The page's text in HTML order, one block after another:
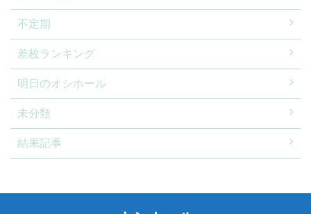
不定期
差枚ランキング
明日のオシホール
未分類
結果記事